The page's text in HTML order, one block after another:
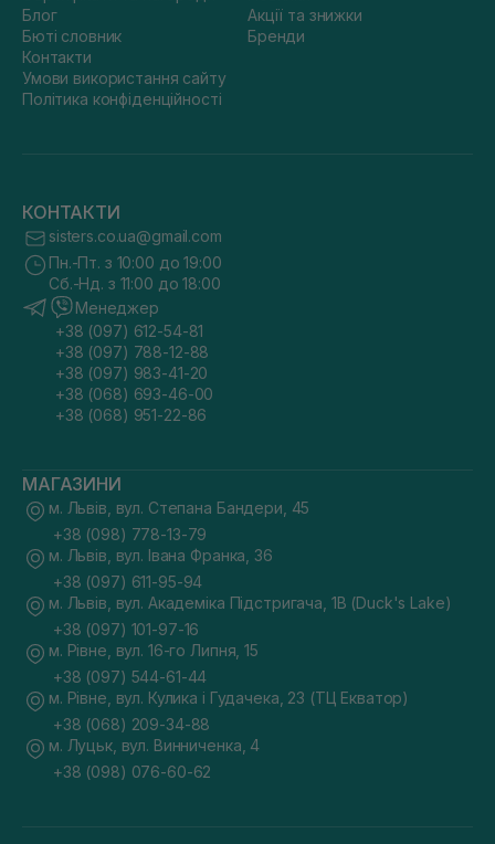
Блог
Бюті словник
Контакти
Умови використання сайту
Політика конфіденційності
Акції та знижки
Бренди
КОНТАКТИ
sisters.co.ua@gmail.com
Пн.-Пт. з 10:00 до 19:00
Сб.-Нд. з 11:00 до 18:00
Менеджер
+38 (097) 612-54-81
+38 (097) 788-12-88
+38 (097) 983-41-20
+38 (068) 693-46-00
+38 (068) 951-22-86
МАГАЗИНИ
м. Львів, вул. Степана Бандери, 45
+38 (098) 778-13-79
м. Львів, вул. Івана Франка, 36
+38 (097) 611-95-94
м. Львів, вул. Академіка Підстригача, 1В (Duck's Lake)
+38 (097) 101-97-16
м. Рівне, вул. 16-го Липня, 15
+38 (097) 544-61-44
м. Рівне, вул. Кулика і Гудачека, 23 (ТЦ Екватор)
+38 (068) 209-34-88
м. Луцьк, вул. Винниченка, 4
+38 (098) 076-60-62